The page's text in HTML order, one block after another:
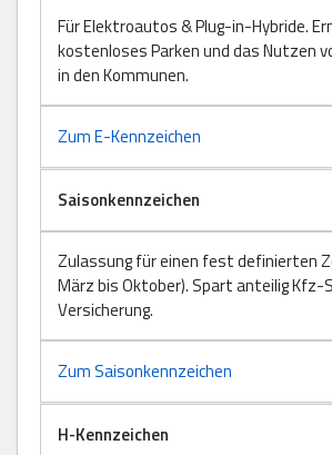
Für Elektroautos & Plug-in-Hybride.
kostenloses Parken und das Nutzen
in den Kommunen.
Zum E-Kennzeichen
Saisonkennzeichen
Zulassung für einen fest definierten
März bis Oktober). Spart anteilig Kfz-
Versicherung.
Zum Saisonkennzeichen
H-Kennzeichen